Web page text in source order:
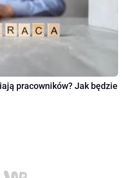
pracowników? Jak będzie